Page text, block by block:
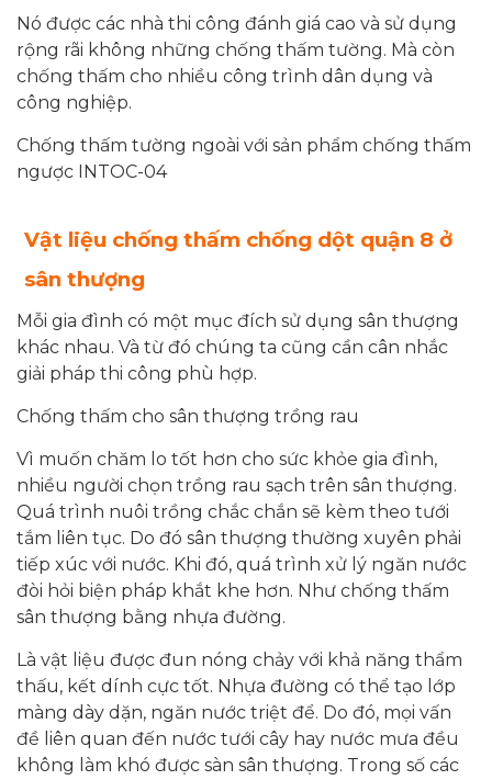
Nó được các nhà thi công đánh giá cao và sử dụng
rộng rãi không những chống thấm tường. Mà còn
chống thấm cho nhiều công trình dân dụng và
công nghiệp.
Chống thấm tường ngoài với sản phẩm chống thấm
ngược INTOC-04
Vật liệu chống thấm chống dột quận 8 ở
sân thượng
Mỗi gia đình có một mục đích sử dụng sân thượng
khác nhau. Và từ đó chúng ta cũng cần cân nhắc
giải pháp thi công phù hợp.
Chống thấm cho sân thượng trồng rau
Vì muốn chăm lo tốt hơn cho sức khỏe gia đình,
nhiều người chọn trồng rau sạch trên sân thượng.
Quá trình nuôi trồng chắc chắn sẽ kèm theo tưới
tắm liên tục. Do đó sân thượng thường xuyên phải
tiếp xúc với nước. Khi đó, quá trình xử lý ngăn nước
đòi hỏi biện pháp khắt khe hơn. Như chống thấm
sân thượng bằng nhựa đường.
Là vật liệu được đun nóng chảy với khả năng thẩm
thấu, kết dính cực tốt. Nhựa đường có thể tạo lớp
màng dày dặn, ngăn nước triệt để. Do đó, mọi vấn
đề liên quan đến nước tưới cây hay nước mưa đều
không làm khó được sàn sân thượng. Trong số các